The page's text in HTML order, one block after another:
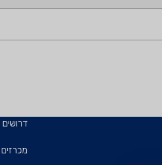
דרושים
מכרזים